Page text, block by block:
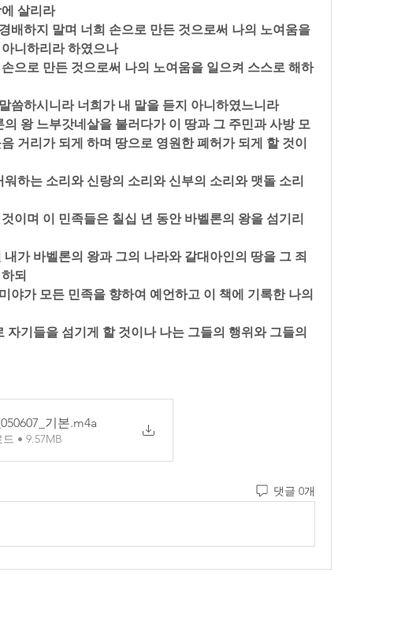
살리라
배하지 말며 너희 손으로 만든 것으로써 나의 노여움을
니하리라 하였으나
으로 만든 것으로써 나의 노여움을 일으켜 스스로 해하
씀하시니라 너희가 내 말을 듣지 아니하였느니라
왕 느부갓네살을 불러다가 이 땅과 그 주민과 사방 모
거리가 되게 하며 땅으로 영원한 폐허가 되게 할 것이
하는 소리와 신랑의 소리와 신부의 소리와 맷돌 소리
이며 이 민족들은 칠십 년 동안 바벨론의 왕을 섬기리
가 바벨론의 왕과 그의 나라와 갈대아인의 땅을 그 죄
되
야가 모든 민족을 향하여 예언하고 이 책에 기록한 나의
자기들을 섬기게 할 것이나 나는 그들의 행위와 그들의
기본.m4a
• 9.57MB
댓글 0개